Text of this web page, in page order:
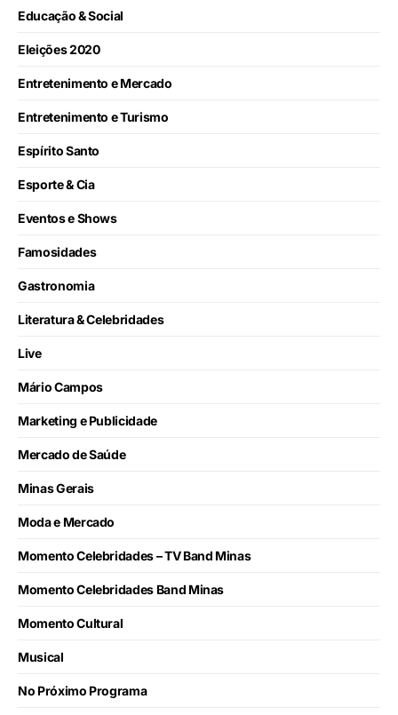
Educação & Social
Eleições 2020
Entretenimento e Mercado
Entretenimento e Turismo
Espírito Santo
Esporte & Cia
Eventos e Shows
Famosidades
Gastronomia
Literatura & Celebridades
Live
Mário Campos
Marketing e Publicidade
Mercado de Saúde
Minas Gerais
Moda e Mercado
Momento Celebridades – TV Band Minas
Momento Celebridades Band Minas
Momento Cultural
Musical
No Próximo Programa